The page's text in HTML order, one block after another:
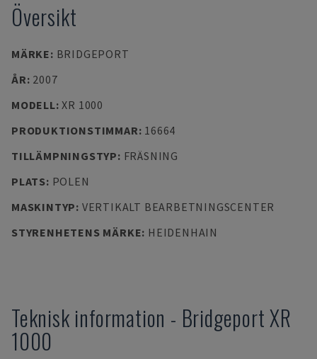
Översikt
MÄRKE: BRIDGEPORT
ÅR: 2007
MODELL:XR 1000
PRODUKTIONSTIMMAR: 16664
TILLÄMPNINGSTYP: FRÄSNING
PLATS: POLEN
MASKINTYP: VERTIKALT BEARBETNINGSCENTER
STYRENHETENS MÄRKE: HEIDENHAIN
Teknisk information - BridgeportXR
1000